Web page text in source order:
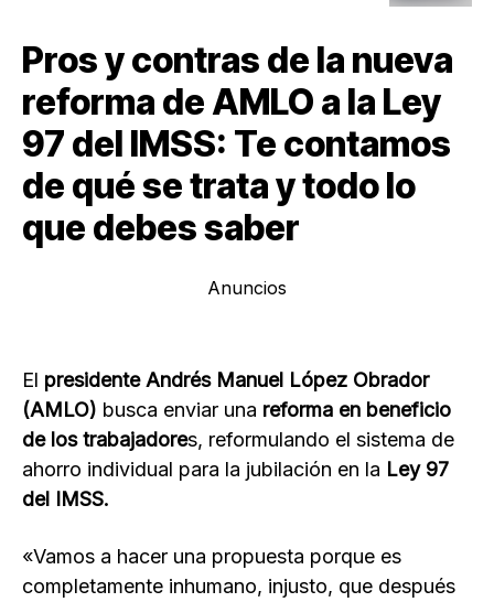
Pros y contras de la nueva
reforma de AMLO a la Ley
97 del IMSS: Te contamos
de qué se trata y todo lo
que debes saber
Anuncios
El presidente Andrés Manuel López Obrador
(AMLO) busca enviar una reforma en beneficio
de los trabajadores, reformulando el sistema de
ahorro individual para la jubilación en la Ley 97
del IMSS.
«Vamos a hacer una propuesta porque es
completamente inhumano, injusto, que después